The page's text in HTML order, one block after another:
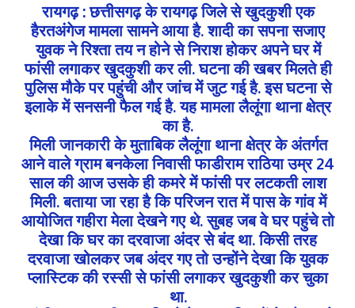
रायगढ़ : छत्तीसगढ़ के रायगढ़ जिले से खुदकुशी एक
हैरतअंगेज मामला सामने आया है. शादी का सपना सजाए
युवक ने रिश्ता तय न होने से निराश होकर अपने घर में
फांसी लगाकर खुदकुशी कर ली. घटना की खबर मिलते ही
पुलिस मौके पर पहुंची और जांच में जुट गई है. इस घटना से
इलाके में सनसनी फैल गई है. यह मामला लैलूंगा थाना क्षेत्र
का है.
मिली जानकारी के मुताबिक लैलूंगा थाना क्षेत्र के अंतर्गत
आने वाले ग्राम बनकेला निवासी फाडीराम राठिया उम्र 24
साल की आज उसके ही कमरे में फांसी पर लटकती लाश
मिली. बताया जा रहा है कि परिजन रात में पास के गांव में
आयोजित गहीरा मेला देखने गए थे. सुबह जब वे घर पहुंचे तो
देखा कि घर का दरवाजा अंदर से बंद था. किसी तरह
दरवाजा खोलकर जब अंदर गए तो उन्होंने देखा कि युवक
प्लास्टिक की रस्सी से फांसी लगाकर खुदकुशी कर चुका
था.